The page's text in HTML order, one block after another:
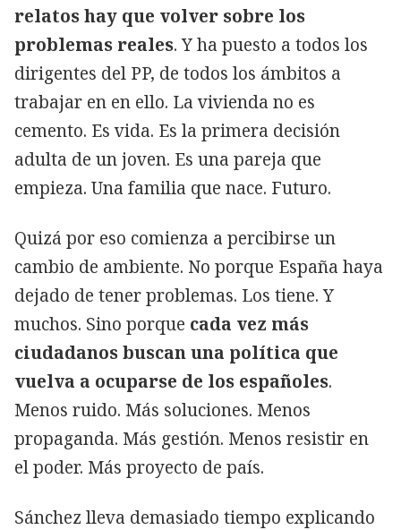
relatos hay que volver sobre los
problemas reales. Y ha puesto a todos los
dirigentes del PP, de todos los ámbitos a
trabajar en en ello. La vivienda no es
cemento. Es vida. Es la primera decisión
adulta de un joven. Es una pareja que
empieza. Una familia que nace. Futuro.
Quizá por eso comienza a percibirse un
cambio de ambiente. No porque España haya
dejado de tener problemas. Los tiene. Y
muchos. Sino porque cada vez más
ciudadanos buscan una política que
vuelva a ocuparse de los españoles.
Menos ruido. Más soluciones. Menos
propaganda. Más gestión. Menos resistir en
el poder. Más proyecto de país.
Sánchez lleva demasiado tiempo explicando